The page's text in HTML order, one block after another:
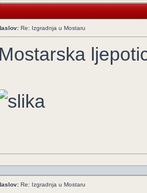
Re: Izgradnja u Mostaru
Mostarska
Re: Izgradnja u Mostaru